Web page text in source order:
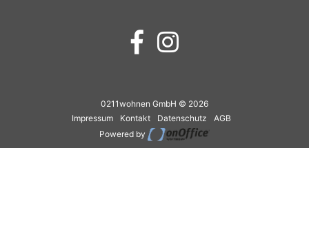
0211wohnen GmbH © 2026
Impressum
Kontakt Datenschutz
AGB
Powered by